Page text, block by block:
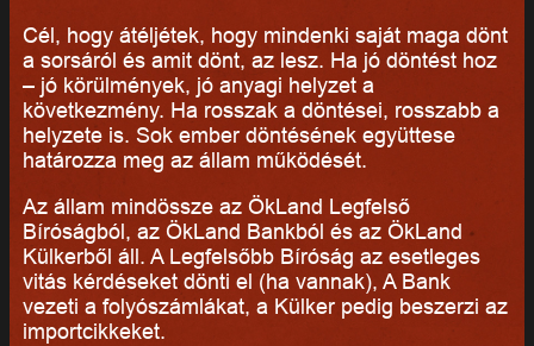
Cél, hogy átéljétek, hogy mindenki saját maga dönt
a sorsáról és amit dönt, az lesz. Ha jó döntést hoz
– jó körülmények, jó anyagi helyzet a
következmény. Ha rosszak a döntései, rosszabb a
helyzete is. Sok ember döntésének együttese
határozza meg az állam működését.
Az állam mindössze az ÖkLand Legfelső
Bíróságból, az ÖkLand Bankból és az ÖkLand
Külkerből áll. A Legfelsőbb Bíróság az esetleges
vitás kérdéseket dönti el (ha vannak), A Bank
vezeti a folyószámlákat, a Külker pedig beszerzi az
importcikkeket.